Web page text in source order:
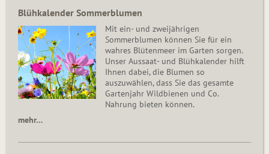
Blühkalender Sommerblumen
Mit ein- und zweijährigen
Sommerblumen können Sie für ein
wahres Blütenmeer im Garten sorgen.
Unser Aussaat- und Blühkalender hilft
Ihnen dabei, die Blumen so
auszuwählen, dass Sie das gesamte
Gartenjahr Wildbienen und Co.
Nahrung bieten können.
mehr…